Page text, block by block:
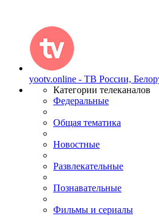
yootv.online - ТВ России,
Категории телеканалов
Федеральные
Общая тематика
Новостные
Развлекательные
Познавательные
Фильмы и сериалы